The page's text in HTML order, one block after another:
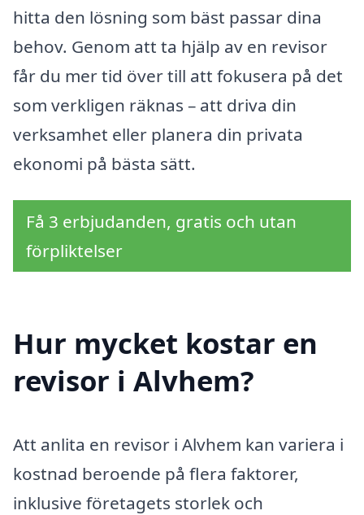
hitta den lösning som bäst passar dina
behov. Genom att ta hjälp av en revisor
får du mer tid över till att fokusera på det
som verkligen räknas – att driva din
verksamhet eller planera din privata
ekonomi på bästa sätt.
Få 3 erbjudanden, gratis och utan
förpliktelser
Hur mycket kostar en
revisor i Alvhem?
Att anlita en revisor i Alvhem kan variera i
kostnad beroende på flera faktorer,
inklusive företagets storlek och